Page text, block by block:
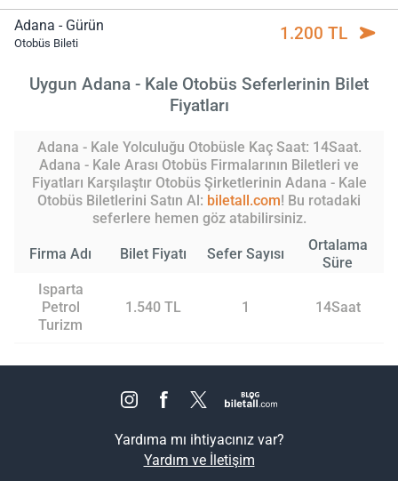
Adana - Gürün
Otobüs Bileti 1.200 TL
Uygun Adana - Kale Otobüs Seferlerinin Bilet
Fiyatları
Adana - Kale Yolculuğu Otobüsle Kaç Saat: 14Saat.
Adana - Kale Arası Otobüs Firmalarının Biletleri ve
Fiyatları Karşılaştır Otobüs Şirketlerinin Adana - Kale
Otobüs Biletlerini Satın Al: biletall.com! Bu rotadaki
seferlere hemen göz atabilirsiniz.
Firma Adı Bilet Fiyatı Sefer Sayısı
Ortalama
Süre
Isparta
Petrol
Turizm
1.540 TL 1 14Saat
Yardıma mı ihtiyacınız var?
Yardım ve İletişim